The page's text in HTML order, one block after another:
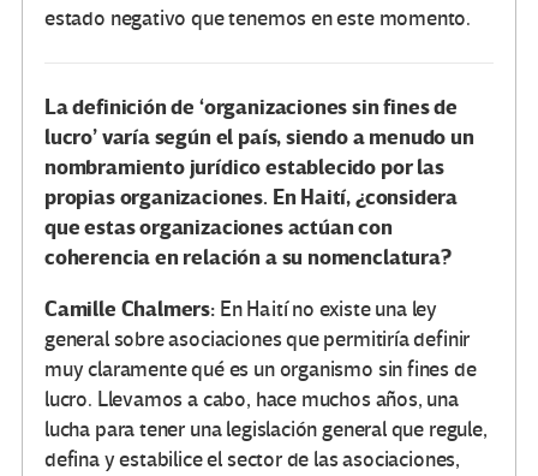
estado negativo que tenemos en este momento.
La definición de ‘organizaciones sin fines de
lucro’ varía según el país, siendo a menudo un
nombramiento jurídico establecido por las
propias organizaciones. En Haití, ¿considera
que estas organizaciones actúan con
coherencia en relación a su nomenclatura?
Camille Chalmers: En Haití no existe una ley
general sobre asociaciones que permitiría definir
muy claramente qué es un organismo sin fines de
lucro. Llevamos a cabo, hace muchos años, una
lucha para tener una legislación general que regule,
defina y estabilice el sector de las asociaciones,